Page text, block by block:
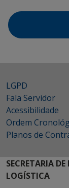
LGPD
Fala Servidor
Acessibilidade
Ordem
Planos de
SECRETARIA
LOGÍSTICA